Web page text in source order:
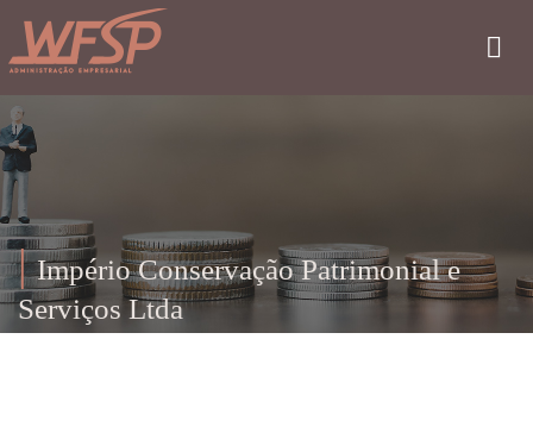
Império Conservação Patrimonial e
Serviços Ltda